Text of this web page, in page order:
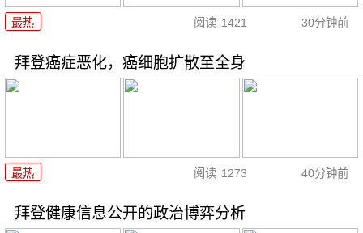
最热 阅读 1421 30分钟前
拜登癌症恶化，癌细胞扩散至全身
最热 阅读 1273 40分钟前
拜登健康信息公开的政治博弈分析